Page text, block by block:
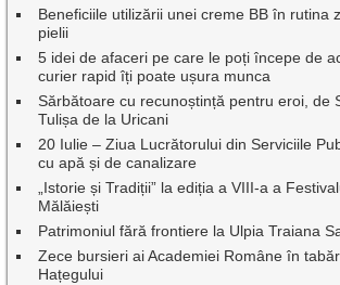
Beneficiile utilizării unei creme BB în rutina
pielii
5 idei de afaceri pe care le poți începe de
curier rapid îți poate ușura munca
Sărbătoare cu recunoștință pentru eroi, de
Tulișa de la Uricani
20 Iulie – Ziua Lucrătorului din Serviciile
cu apă și de canalizare
„Istorie și Tradiții” la ediția a VIII-a a
Mălăiești
Patrimoniul fără frontiere la Ulpia Traiana
Zece bursieri ai Academiei Române în
Hațegului